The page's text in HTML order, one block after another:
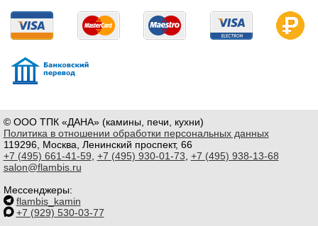
© ООО ТПК «ДАНА» (камины, печи, кухни)
Политика в отношении обработки персональных данных
119296, Москва, Ленинский проспект, 66
+7 (495) 661-41-59 +7 (495) 930-01-73 +7 (495) 938-13-68
salon@flambis.ru
Мессенджеры:
flambis_kamin
+7 (929) 530-03-77